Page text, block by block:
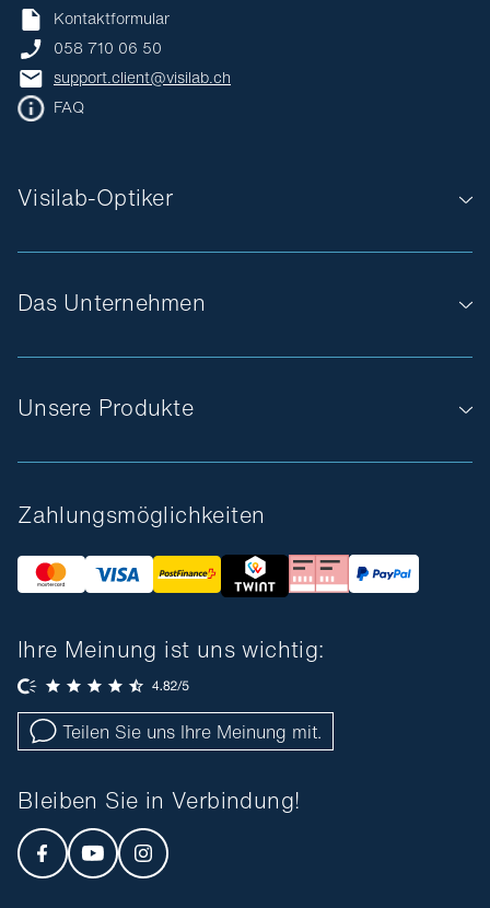
Das Unternehmen
Unsere Produkte
Visilab-Optiker
Kontaktformular
058 710 06 50
support.client@visilab.ch
FAQ
Zahlungsmöglichkeiten
Ihre Meinung ist uns wichtig:
Teilen Sie uns Ihre Meinung mit.
Bleiben Sie in Verbindung!